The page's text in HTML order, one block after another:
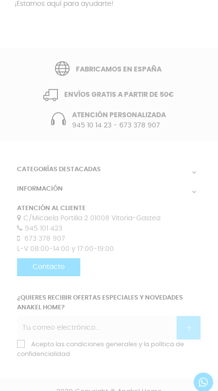
¡Estamos aquí para ayudarte!
FABRICAMOS EN ESPAÑA
ENVÍOS GRATIS A PARTIR DE 50€
ATENCIÓN PERSONALIZADA
945 10 14 23- 673 378 907
CATEGORÍAS DESTACADAS 
INFORMACIÓN 
ATENCIÓN AL CLIENTE
C/Micaela Portilla 2 01008 Vitoria-Gasteiz
945 101 423
673 378 907
L-V 08:00-14:00 y 17:00-19:00
Contacto
¿QUIERES RECIBIR OFERTAS ESPECIALES Y NOVEDADES
ANAKEL HOME?
Acepto las condiciones generales y la política de
confidencialidad